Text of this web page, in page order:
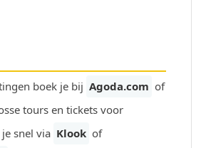
boek je bij Agoda.com of
tours en tickets voor
snel via Klook of